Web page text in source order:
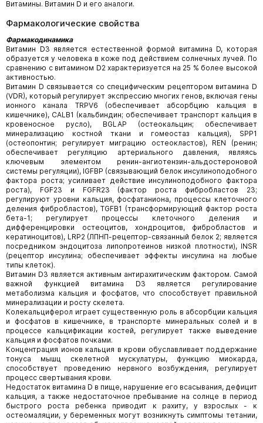
Витамины. Витамин D и его аналоги.
Фармакологические свойства
Фармакодинамика
Витамин D3 является естественной формой витамина D, которая
образуется у человека в коже под действием солнечных лучей. По
сравнению с витамином D2 характеризуется на 25 % более высокой
активностью.
Витамин D связывается со специфическим рецептором витамина D
(VDR), который регулирует экспрессию многих генов, включая гены
ионного канала TRPV6 (обеспечивает абсорбцию кальция в
кишечнике), CALB1 (кальбиндин; обеспечивает транспорт кальция в
кровеносное русло), BGLAP (остеокальцин; обеспечивает
минерализацию костной ткани и гомеостаз кальция), SPP1
(остеопонтин; регулирует миграцию остеокластов), REN (ренин;
обеспечивает регуляцию артериального давления, являясь
ключевым элементом ренин-ангиотензин-альдостероновой
системы регуляции), IGFBP (связывающий белок инсулиноподобного
фактора роста; усиливает действие инсулиноподобного фактора
роста), FGF23 и FGFR23 (фактор роста фибробластов 23;
регулируют уровни кальция, фосфат­аниона, процессы клеточного
деления фибробластов), TGFB1 (трансформирующий фактор роста
бета-1; регулирует процессы клеточного деления и
дифференцировки остеоцитов, хондроцитов, фибробластов и
кератиноцитов), LRP2 (ЛПНП-рецептор-связанный белок 2; является
посредником эндоцитоза липопротеинов низкой плотности), INSR
(рецептор инсулина; обеспечивает эффекты инсулина на любые
типы клеток).
Витамин D3 является активным антирахитическим фактором. Самой
важной функцией витамина D3 является регулирование
метаболизма кальция и фосфатов, что способствует правильной
минерализации и росту скелета.
Колекальциферол играет существенную роль в абсорбции кальция
и фосфатов в кишечнике, в транспорте минеральных солей и в
процессе кальцификации костей, регулирует также выведение
кальция и фосфатов почками.
Концентрация ионов кальция в крови обуславливает поддержание
тонуса мышц скелетной мускулатуры, функцию миокарда,
способствует проведению нервного возбуждения, регулирует
процесс свертывания крови.
Недостаток витамина D в пище, нарушение его всасывания, дефицит
кальция, а также недостаточное пребывание на солнце в период
быстрого роста ребенка приводит к рахиту, у взрослых - к
остеомаляции, у беременных могут возникнуть симптомы тетании,